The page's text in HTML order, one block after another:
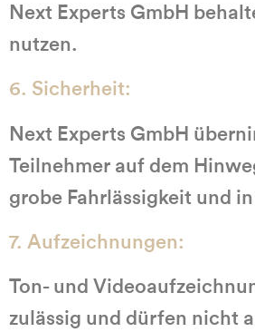
Next Experts GmbH
nutzen.
6. Sicherheit:
Next Experts GmbH
Teilnehmer auf dem
grobe Fahrlässigkeit und
7. Aufzeichnungen:
Ton- und
zulässig und dürfen nicht